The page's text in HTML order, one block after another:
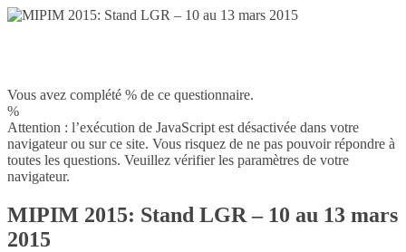
Vous avez complété % de ce questionnaire.
%
Attention : l’exécution de JavaScript est désactivée dans votre
navigateur ou sur ce site. Vous risquez de ne pas pouvoir répondre à
toutes les questions. Veuillez vérifier les paramètres de votre
navigateur.
MIPIM 2015: Stand LGR – 10 au 13 mars
2015